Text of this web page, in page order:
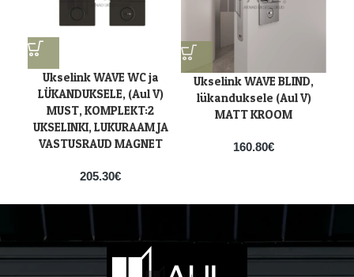
Ukselink WAVE WC ja
LÜKANDUKSELE, (Aul V)
MUST, KOMPLEKT:2
UKSELINKI, LUKURAAM JA
VASTUSRAUD MAGNET
205.30€
Ukselink WAVE BLIND,
lükanduksele (Aul V)
MATT KROOM
160.80€